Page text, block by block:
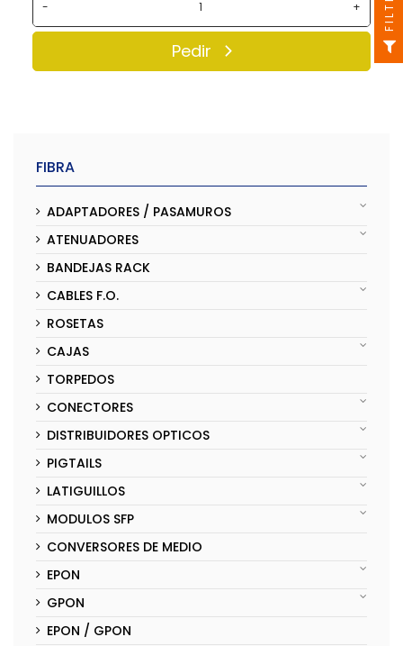
- +
Pedir
FIBRA
ADAPTADORES / PASAMUROS
ATENUADORES
BANDEJAS RACK
CABLES F.O.
ROSETAS
CAJAS
TORPEDOS
CONECTORES
DISTRIBUIDORES OPTICOS
PIGTAILS
LATIGUILLOS
MODULOS SFP
CONVERSORES DE MEDIO
EPON
GPON
EPON / GPON